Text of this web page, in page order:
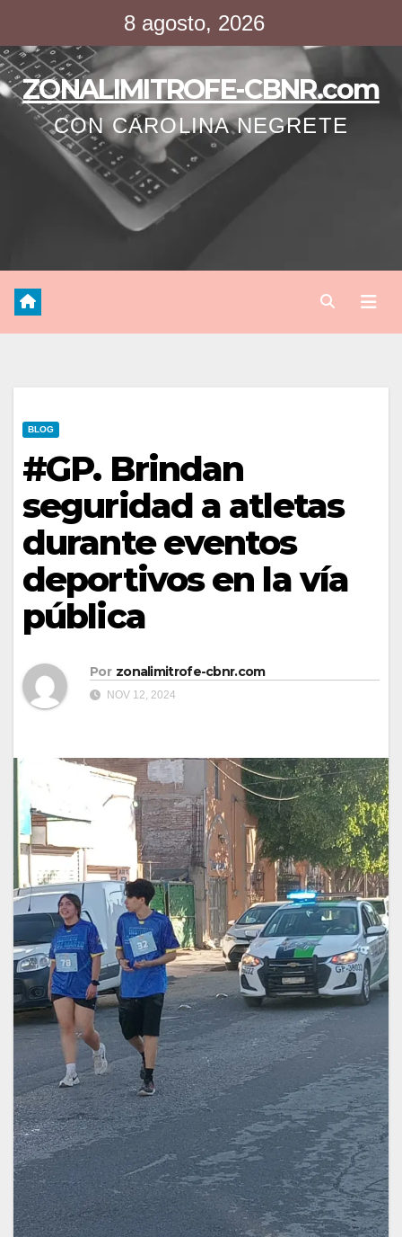
contenido
8 agosto, 2026
ZONALIMITROFE-CBNR.com
CON CAROLINA NEGRETE
BLOG
#GP. Brindan
seguridad a atletas
durante eventos
deportivos en la vía
pública
Por zonalimitrofe-cbnr.com
NOV 12, 2024